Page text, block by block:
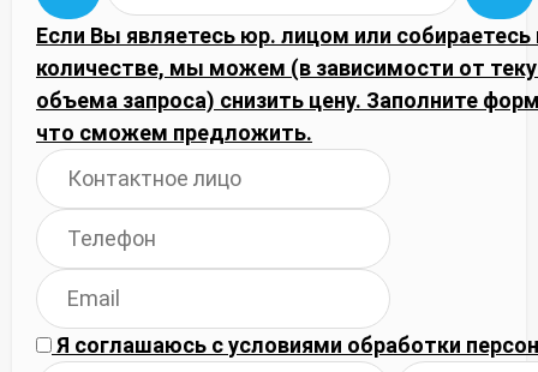
Если Вы являетесь юр. лицом или
количестве, мы можем (в зависимости от
объема запроса) снизить цену. Заполните
что сможем предложить.
Я соглашаюсь сусловиями обработки